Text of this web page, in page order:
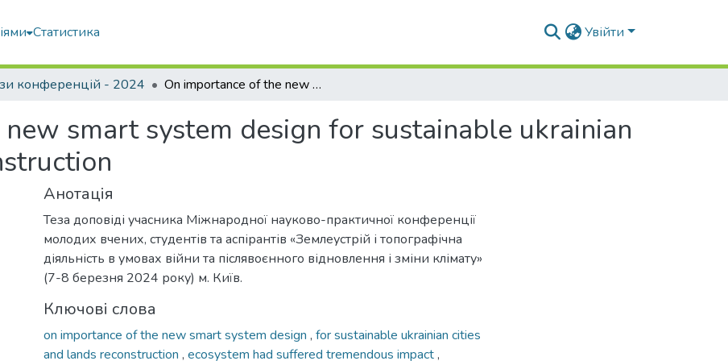
Статистика Увійти
конференцій - 2024 On importance of the new smart system design for sustainable ukrainian cities and lands reconstruction
smart system design for sustainable ukrainian
Анотація
Теза доповіді учасника Міжнародної науково-практичної конференції
молодих вчених, студентів та аспірантів «Землеустрій і топографічна
діяльність в умовах війни та післявоєнного відновлення і зміни клімату»
(7-8 березня 2024 року) м. Київ.
Ключові слова
on importance of the new smart system design , for sustainable ukrainian cities
and lands reconstruction , ecosystem had suffered tremendous impact,